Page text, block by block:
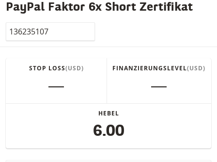
PayPal Faktor 6x Short Zertifikat
Valor
STOP LOSS(USD)
―
FINANZIERUNGSLEVEL(USD)
―
HEBEL
6.00